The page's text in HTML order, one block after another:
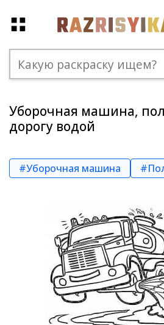
Уборочная машина,
дорогу водой
#Уборочная машина